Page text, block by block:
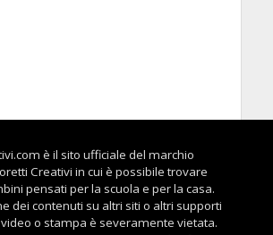
è il sito ufficiale del marchio
Creativi in cui è possibile trovare
pensati per la scuola e per la casa.
dei contenuti su altri siti o altri supporti
o stampa è severamente vietata.